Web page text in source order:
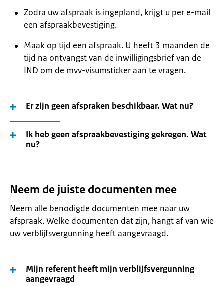
Zodra uw afspraak is ingepland, krijgt u per e-mail
een afspraakbevestiging.
Maak op tijd een afspraak. U heeft 3 maanden de
tijd na ontvangst van de inwilligingsbrief van de
IND om de mvv-visumsticker aan te vragen.
Er zijn geen afspraken beschikbaar. Wat nu?
Ik heb geen afspraakbevestiging gekregen. Wat
nu?
Neem de juiste documenten mee
Neem alle benodigde documenten mee naar uw
afspraak. Welke documenten dat zijn, hangt af van wie
uw verblijfsvergunning heeft aangevraagd.
Mijn referent heeft mijn verblijfsvergunning
aangevraagd